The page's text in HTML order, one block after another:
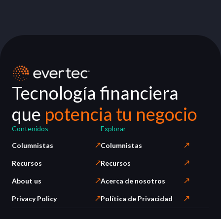
Tecnología financiera
que potencia tu negocio
Contenidos
Columnistas
Recursos
About us
Privacy Policy
Explorar
Columnistas
Recursos
Acerca de nosotros
Política de Privacidad